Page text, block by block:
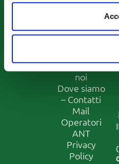
Formazione
Ricerca –
Lavora con
noi
Dove siamo
– Contatti
Mail
Operatori
ANT
Privacy
Policy